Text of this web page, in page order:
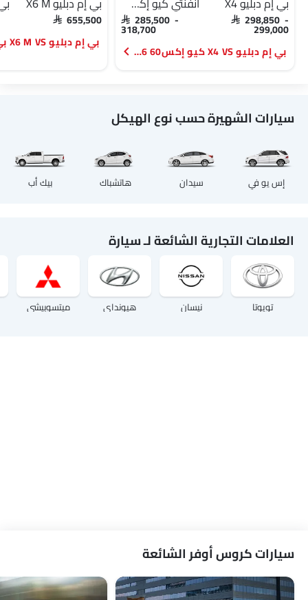
SAR 298,850 -
299,000
SAR 285,500 -
318,700
بي إم دبليو X4 VS كيو إكس60 2026
SAR 655,500
سيارات الشهيرة حسب نوع الهيكل
إس يو في سيدان هاتشباك بيك أب
العلامات التجارية الشائعة لـ سيارة
تويوتا نيسان هيونداي ميتسوبيشي
سيارات كروس أوفر الشائعة